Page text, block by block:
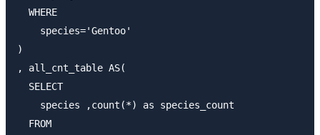
  WHERE
    species='Gentoo'
)
, all_cnt_table AS(
  SELECT
    species ,count(*) as species_count
  FROM